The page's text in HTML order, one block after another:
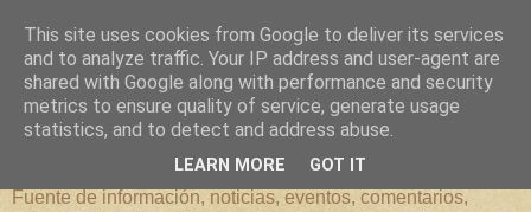
El mundo del Olivar
Fuente de información, noticias, eventos, comentarios,
This site uses cookies from Google to deliver its services
and to analyze traffic. Your IP address and user-agent are
shared with Google along with performance and security
metrics to ensure quality of service, generate usage
statistics, and to detect and address abuse.
LEARN MORE GOT IT